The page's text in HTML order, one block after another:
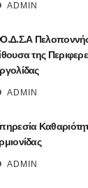
ADMIN
της
ADMIN
ADMIN